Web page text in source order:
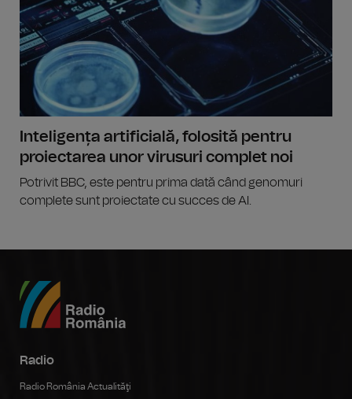
Inteligența artificială, folosită pentru
proiectarea unor virusuri complet noi
Potrivit BBC, este pentru prima dată când genomuri
complete sunt proiectate cu succes de AI.
Radio
Radio România Actualităţi